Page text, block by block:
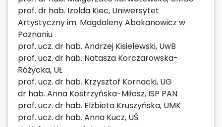
prof. dr hab. Izolda Kiec, Uniwersytet
Artystyczny im. Magdaleny Abakanowicz w
Poznaniu
prof. ucz. dr hab. Andrzej Kisielewski, UwB
prof. ucz. dr hab. Natasza Korczarowska-
Różycka, UŁ
prof. ucz. dr hab. Krzysztof Kornacki, UG
dr hab. Anna Kostrzyńska-Miłosz, ISP PAN
prof. ucz. dr hab. Elżbieta Kruszyńska, UMK
prof. ucz. dr hab. Anna Kucz, UŚ